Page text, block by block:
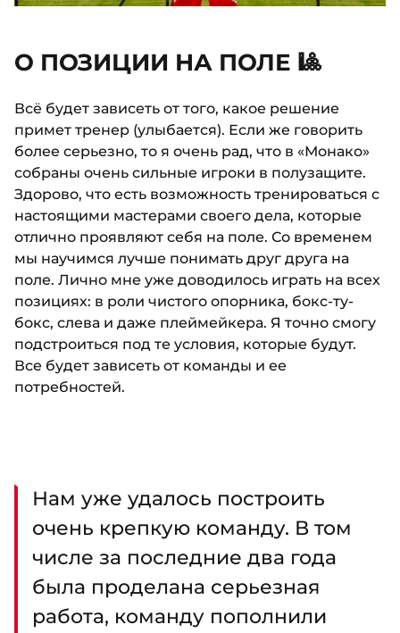
О ПОЗИЦИИ НА ПОЛЕ 🎱
Всё будет зависеть от того, какое решение
примет тренер (улыбается). Если же говорить
более серьезно, то я очень рад, что в «Монако»
собраны очень сильные игроки в полузащите.
Здорово, что есть возможность тренироваться с
настоящими мастерами своего дела, которые
отлично проявляют себя на поле. Со временем
мы научимся лучше понимать друг друга на
поле. Лично мне уже доводилось играть на всех
позициях: в роли чистого опорника, бокс-ту-
бокс, слева и даже плеймейкера. Я точно смогу
подстроиться под те условия, которые будут.
Все будет зависеть от команды и ее
потребностей.
Нам уже удалось построить
очень крепкую команду. В том
числе за последние два года
была проделана серьезная
работа, команду пополнили